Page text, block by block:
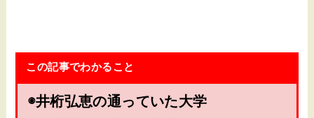
この記事でわかること
◉井桁弘恵の通っていた大学